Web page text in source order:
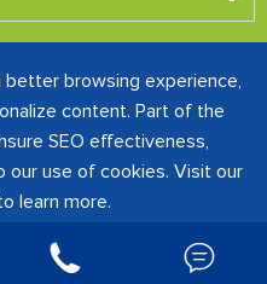
INDUSTRY CO., LTD.
saklıdır.
| Gizlilik politikası
 
browsing experience,
content. Part of the
SEO effectiveness,
our use of cookies. Visit our
learn more.
Accept